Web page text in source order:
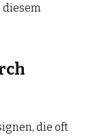
diesem
die oft